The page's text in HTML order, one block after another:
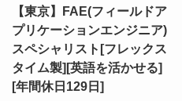
【東京】FAE(フィールドア
プリケーションエンジニア)
スペシャリスト[フレックス
タイム製][英語を活かせる]
[年間休日129日]